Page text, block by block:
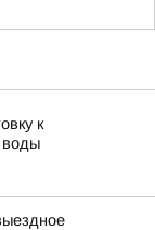
к
воды